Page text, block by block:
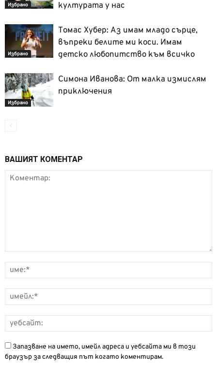
Избрано
културата у нас
Избрано
Томас Хубер: Аз имам младо сърце,
въпреки белите ми коси. Имам
детско любопитство към всичко
Избрано
Симона Иванова: От малка измислям
приключения
ВАШИЯТ КОМЕНТАР
Запазване на името, имейл адреса и уебсайта ми в този
браузър за следващия път когато коментирам.